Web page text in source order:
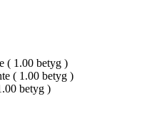
( 1.00 betyg )
( 1.00 betyg )
betyg )